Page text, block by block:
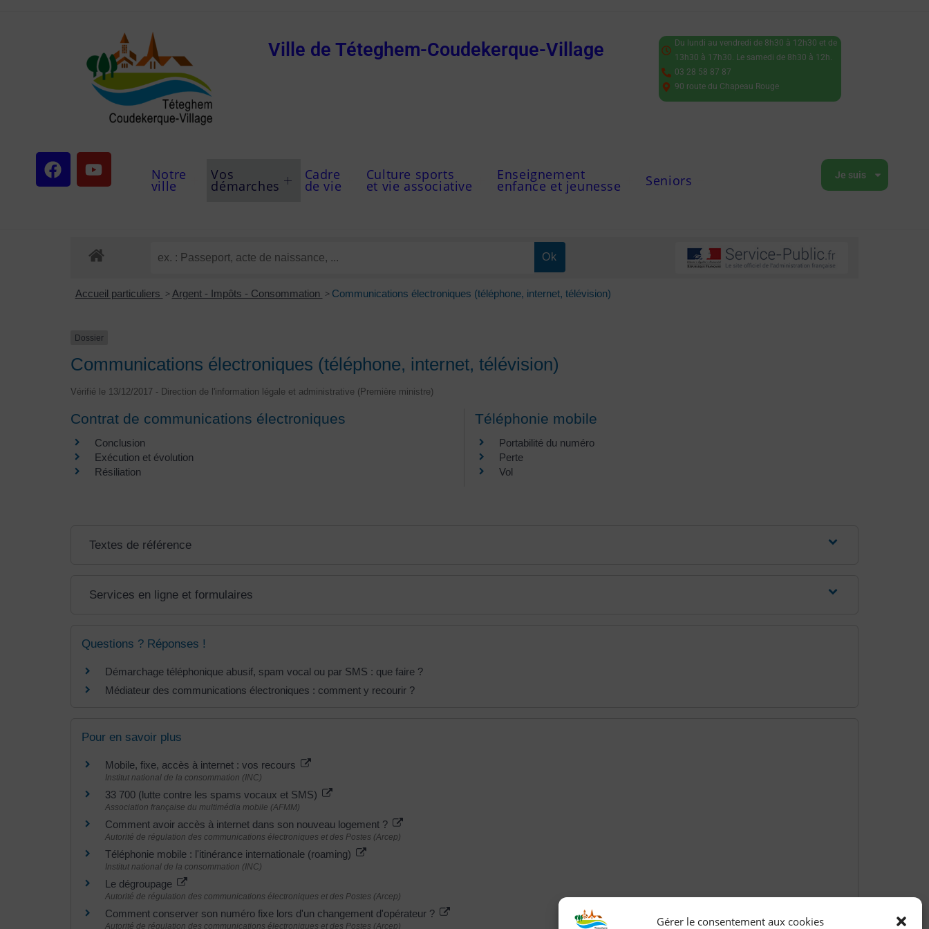
Gérer le consentement aux cookies
Ville de Téteghem-Coudekerque-Village
Du lundi au vendredi de 8h30 à 12h30 et de
13h30 à 17h30. Le samedi de 8h30 à 12h.
03 28 58 87 87
90 route du Chapeau Rouge
Notre
ville
Vos
démarches
Cadre
de vie
Culture sports
et vie associative
Enseignement
enfance et jeunesse Seniors Je suis
Accueil particuliers > Argent - Impôts - Consommation > Communications électroniques (téléphone, internet, télévision)
Dossier
Communications électroniques (téléphone, internet, télévision)
Vérifié le 13/12/2017 - Direction de l'information légale et administrative (Première ministre)
Contrat de communications électroniques
Conclusion
Exécution et évolution
Résiliation
Téléphonie mobile
Portabilité du numéro
Perte
Vol
Textes de référence
Services en ligne et formulaires
Questions ? Réponses !
Démarchage téléphonique abusif, spam vocal ou par SMS : que faire ?
Médiateur des communications électroniques : comment y recourir ?
Pour en savoir plus
Mobile, fixe, accès à internet : vos recours
Institut national de la consommation (INC)
33 700 (lutte contre les spams vocaux et SMS)
Association française du multimédia mobile (AFMM)
Comment avoir accès à internet dans son nouveau logement ?
Autorité de régulation des communications électroniques et des Postes (Arcep)
Téléphonie mobile : l'itinérance internationale (roaming)
Institut national de la consommation (INC)
Le dégroupage
Autorité de régulation des communications électroniques et des Postes (Arcep)
Comment conserver son numéro fixe lors d'un changement d'opérateur ?
Autorité de régulation des communications électroniques et des Postes (Arcep)